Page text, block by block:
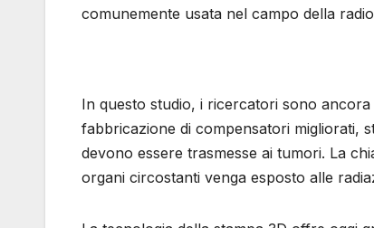
comunemente usata nel campo della
In questo studio, i ricercatori sono ancora
fabbricazione di compensatori migliorati,
devono essere trasmesse ai tumori. La
organi circostanti venga esposto alle